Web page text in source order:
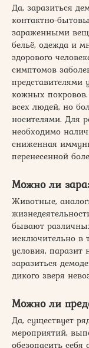
Да, заразиться
контактно-
зараженными
бельё, одежда и
здорового
симптомов
представителями
кожных
всех людей, но
носителями. Для
необходимо
сниженная
перенесенной
Можно ли
Животные,
бывают
исключительно в
условия, паразит
заразиться
дикого зверя
Можно ли
Да, существует
мероприятий,
обезопасить